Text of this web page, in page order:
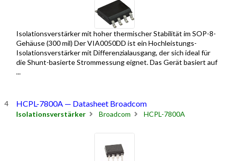
Isolationsverstärker mit hoher thermischer Stabilität im SOP-8-
Gehäuse (300 mil) Der VIA0050DD ist ein Hochleistungs-
Isolationsverstärker mit Differenzialausgang, der sich ideal für
die Shunt-basierte Strommessung eignet. Das Gerät basiert auf
...
HCPL-7800A — Datasheet Broadcom
Isolationsverstärker Broadcom HCPL-7800A